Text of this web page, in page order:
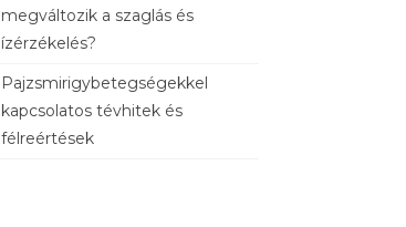
megváltozik a szaglás és
ízérzékelés?
Pajzsmirigybetegségekkel
kapcsolatos tévhitek és
félreértések